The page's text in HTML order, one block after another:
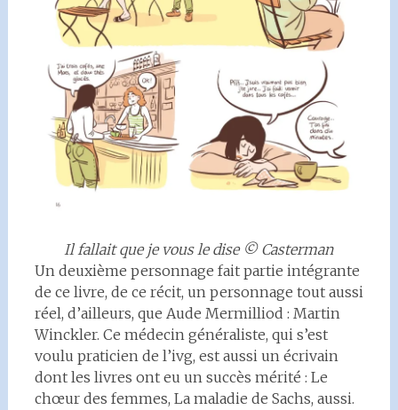
Il fallait que je vous le dise © Casterman
Un deuxième personnage fait partie intégrante
de ce livre, de ce récit, un personnage tout aussi
réel, d’ailleurs, que Aude Mermilliod : Martin
Winckler. Ce médecin généraliste, qui s’est
voulu praticien de l’ivg, est aussi un écrivain
dont les livres ont eu un succès mérité : Le
chœur des femmes, La maladie de Sachs, aussi.